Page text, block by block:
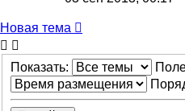
Новая тема
Показать: